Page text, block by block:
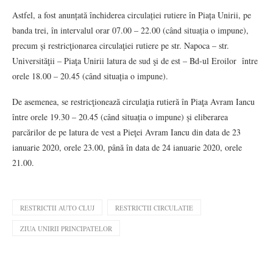
Astfel, a fost anunțată închiderea circulației rutiere în Piața Unirii, pe
banda trei, în intervalul orar 07.00 – 22.00 (când situația o impune),
precum și restricţionarea circulaţiei rutiere pe str. Napoca – str.
Universităţii – Piaţa Unirii latura de sud şi de est – Bd-ul Eroilor între
orele 18.00 – 20.45 (când situația o impune).
De asemenea, se restricţionează circulaţia rutieră în Piaţa Avram Iancu
între orele 19.30 – 20.45 (când situația o impune) și eliberarea
parcărilor de pe latura de vest a Pieţei Avram Iancu din data de 23
ianuarie 2020, orele 23.00, până în data de 24 ianuarie 2020, orele
21.00.
RESTRICTII AUTO CLUJ RESTRICTII CIRCULATIE
ZIUA UNIRII PRINCIPATELOR